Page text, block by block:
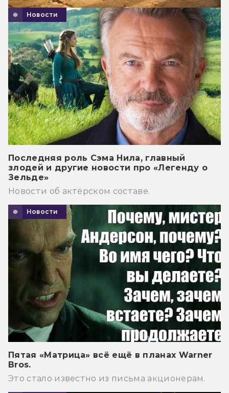
Новости
Последняя роль Сэма Нила, главный
злодей и другие новости про «Легенду о
Зельде»
Новости об актёрском составе.
Новости
Пятая «Матрица» всё ещё в планах Warner
Bros.
Это стало известно из письма акционерам.